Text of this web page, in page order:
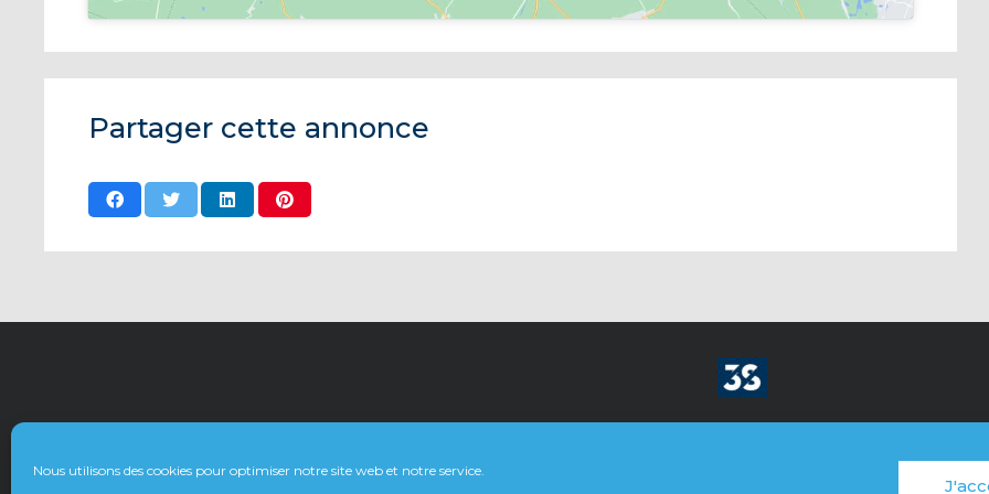
Nous utilisons des cookies pour optimiser notre site web et notre service.
Partager cette annonce